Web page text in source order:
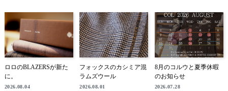
ロロのBLAZERSが新た
に。
2026.08.04
フォックスのカシミア混
ラムズウール
2026.08.01
8月のコルウと夏季休暇
のお知らせ
2026.07.28